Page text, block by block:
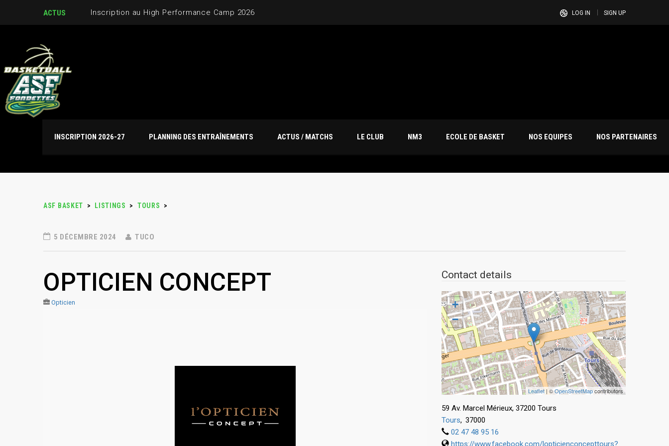
ACTUS Inscription au High Performance Camp 2026 LOG IN SIGN UP
INSCRIPTION 2026-27 PLANNING DES ENTRAÎNEMENTS ACTUS / MATCHS LE CLUB NM3 ECOLE DE BASKET NOS EQUIPES NOS PARTENAIRES
ASF BASKET > LISTINGS > TOURS >
5 DÉCEMBRE 2024 TUCO
OPTICIEN CONCEPT
Opticien
Contact details
+
−
Leaflet| ©OpenStreetMapcontributors
59 Av. Marcel Mérieux, 37200 Tours
Tours, 37000
02 47 48 95 16
https://www.facebook.com/lopticienconcepttours?